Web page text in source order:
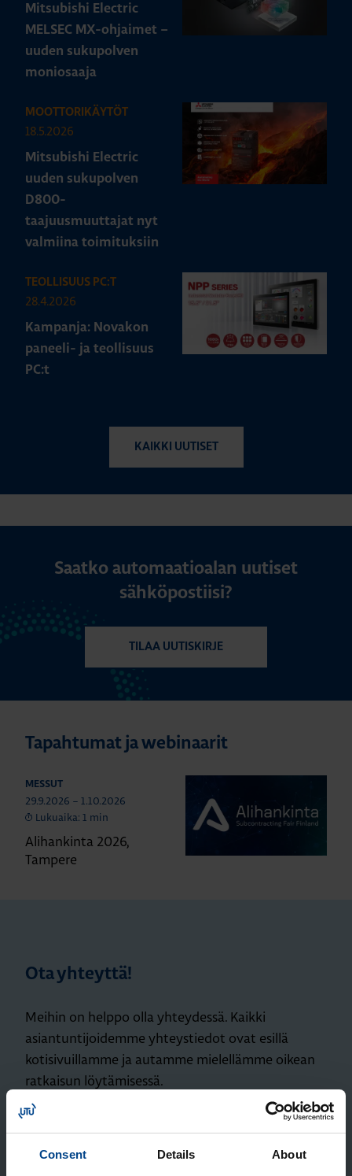
Consent Details About
Mitsubishi Electric
MELSEC MX-ohjaimet –
uuden sukupolven
moniosaaja
MOOTTORIKÄYTÖT
18.5.2026
Mitsubishi Electric
uuden sukupolven
D800-
taajuusmuuttajat nyt
valmiina toimituksiin
TEOLLISUUS PC:T
28.4.2026
Kampanja: Novakon
paneeli- ja teollisuus
PC:t
KAIKKI UUTISET
Saatko automaatioalan uutiset
sähköpostiisi?
TILAA UUTISKIRJE
Tapahtumat ja webinaarit
MESSUT
29.9.2026 – 1.10.2026
Lukuaika: 1 min
Alihankinta 2026,
Tampere
Ota yhteyttä!
Meihin on helppo olla yhteydessä. Kaikki
asiantuntijoidemme yhteystiedot ovat esillä
kotisivuillamme ja autamme mielellämme oikean
ratkaisun löytämisessä.
Olethan yhteydessä pienessäkin asiassa!